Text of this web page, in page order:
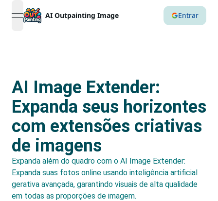
open navigation menu
AI Outpainting Image Entrar
AI Image Extender:
Expanda seus horizontes
com extensões criativas
de imagens
Expanda além do quadro com o AI Image Extender:
Expanda suas fotos online usando inteligência artificial
gerativa avançada, garantindo visuais de alta qualidade
em todas as proporções de imagem.